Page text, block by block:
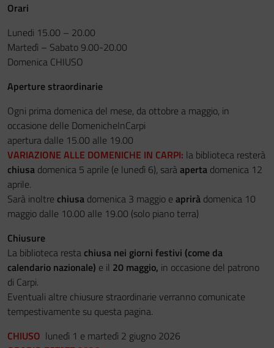
Orari
Lunedi 15.00 – 20.00
Martedì – Sabato 9.00-20.00
Domenica CHIUSO
Aperture straordinarie
Ogni prima domenica del mese, da ottobre a maggio, in
occasione delle DomenicheInCarpi
apertura dalle 15.00 alle 19.00
VARIAZIONE ALLE DOMENICHE IN CARPI: la biblioteca resterà
chiusa domenica 5 aprile (e lunedì 6), saràaperta domenica 12
aprile.
Sarà inoltre chiusa domenica 3 maggio e aprirà domenica 10
maggio dalle 10.00 alle 19.00 (solo piano terra)
Chiusure
La biblioteca resta chiusa nei giorni festivi (come da
calendario nazionale) e il 20 maggio, in occasione del patrono
di Carpi.
Eventuali altre chiusure straordinarie verranno comunicate
tempestivamente su questa pagina.
CHIUSO lunedì 1 e martedì 2 giugno 2026